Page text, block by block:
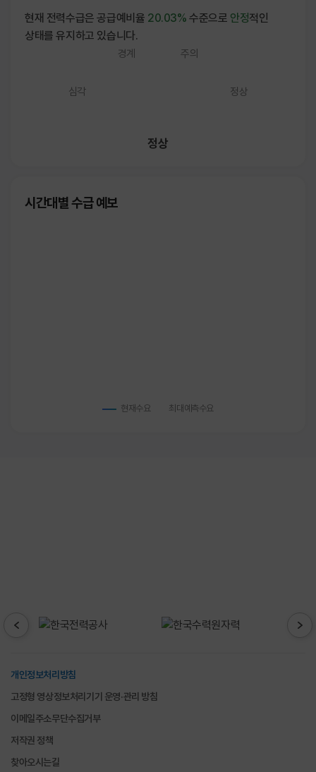
현재 전력수급은 공급예비율 20.03% 수준으로 안정적인
상태를 유지하고 있습니다.
정상
심각
경계 주의
정상
시간대별 수급 예보
현재수요 최대예측수요
개인정보처리방침
고정형 영상정보처리기기 운영·관리 방침
이메일주소무단수집거부
저작권 정책
찾아오시는길